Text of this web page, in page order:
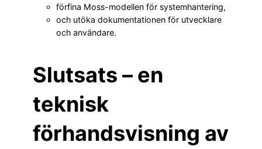
förfina Moss-modellen för systemhantering,
och utöka dokumentationen för utvecklare
och användare.
Slutsats – en
teknisk
förhandsvisning av